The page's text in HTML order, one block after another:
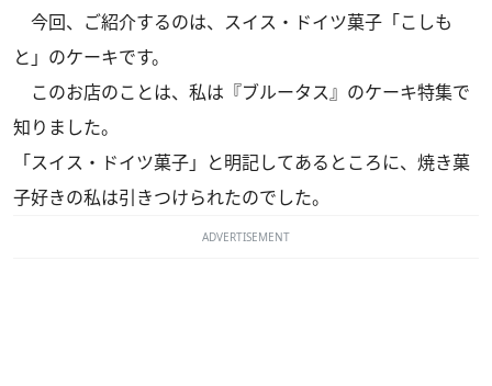
今回、ご紹介するのは、スイス・ドイツ菓子「こしも
と」のケーキです。
このお店のことは、私は『ブルータス』のケーキ特集で
知りました。
「スイス・ドイツ菓子」と明記してあるところに、焼き菓
子好きの私は引きつけられたのでした。
ADVERTISEMENT